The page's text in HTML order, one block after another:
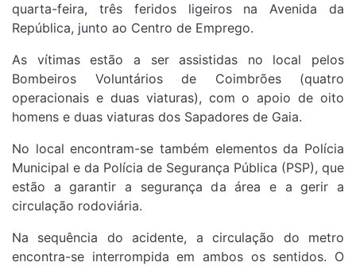
quarta-feira, três feridos ligeiros na Avenida da
República, junto ao Centro de Emprego.
As vítimas estão a ser assistidas no local pelos
Bombeiros Voluntários de Coimbrões (quatro
operacionais e duas viaturas), com o apoio de oito
homens e duas viaturas dos Sapadores de Gaia.
No local encontram-se também elementos da Polícia
Municipal e da Polícia de Segurança Pública (PSP), que
estão a garantir a segurança da área e a gerir a
circulação rodoviária.
Na sequência do acidente, a circulação do metro
encontra-se interrompida em ambos os sentidos. O